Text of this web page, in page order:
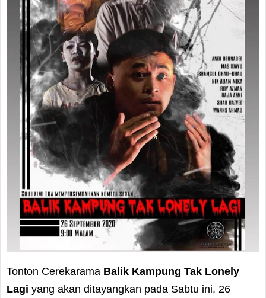
Tonton Cerekarama Balik Kampung Tak Lonely
Lagi yang akan ditayangkan pada Sabtu ini, 26